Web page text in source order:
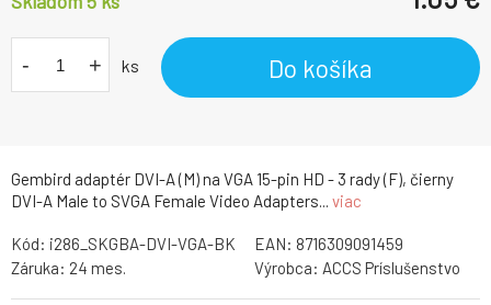
Gembird adaptér DVI-A (M) na VGA 15-pin HD - 3 rady (F), čierny
DVI-A Male to SVGA Female Video Adapters... viac
- + ks Do košíka
Kód: i286_SKGBA-DVI-VGA-BK EAN: 8716309091459
Záruka: 24 mes. Výrobca: ACCS Príslušenstvo